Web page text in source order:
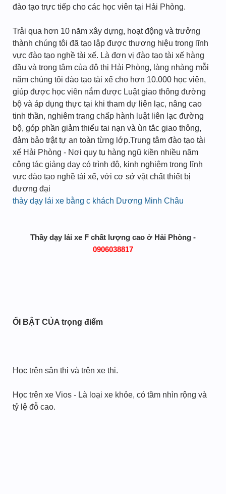
đào tạo trực tiếp cho các học viên tại Hải Phòng.
Trải qua hơn 10 năm xây dựng, hoạt động và trưởng
thành chúng tôi đã tạo lập được thương hiệu trong lĩnh
vực đào tạo nghề tài xế. Là đơn vị đào tạo tài xế hàng
đầu và trọng tâm của đô thị Hải Phòng, làng nhàng mỗi
năm chúng tôi đào tạo tài xế cho hơn 10.000 học viên,
giúp được học viên nắm được Luật giao thông đường
bộ và áp dụng thực tại khi tham dự liên lạc, nâng cao
tinh thần, nghiêm trang chấp hành luật liên lạc đường
bộ, góp phần giảm thiểu tai nạn và ùn tắc giao thông,
đảm bảo trật tự an toàn từng lớp.Trung tâm đào tạo tài
xế Hải Phòng - Nơi quy tụ hàng ngũ kiền nhiều năm
công tác giảng dạy có trình độ, kinh nghiệm trong lĩnh
vực đào tạo nghề tài xế, với cơ sở vật chất thiết bị
đương đại
thày dạy lái xe bằng c khách Dương Minh Châu
Thầy dạy lái xe F chất lượng cao ở Hải Phòng -
0906038817
ỔI BẬT CỦA trọng điểm
Học trên sân thi và trên xe thi.
Học trên xe Vios - Là loại xe khỏe, có tầm nhìn rộng và
tỷ lệ đỗ cao.